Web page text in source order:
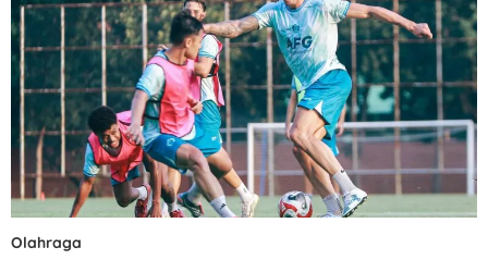
Olahraga